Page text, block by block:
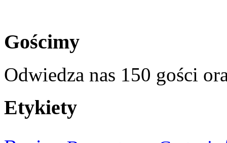
Gościmy
Odwiedza nas 150 gości
Etykiety